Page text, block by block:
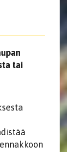
tai